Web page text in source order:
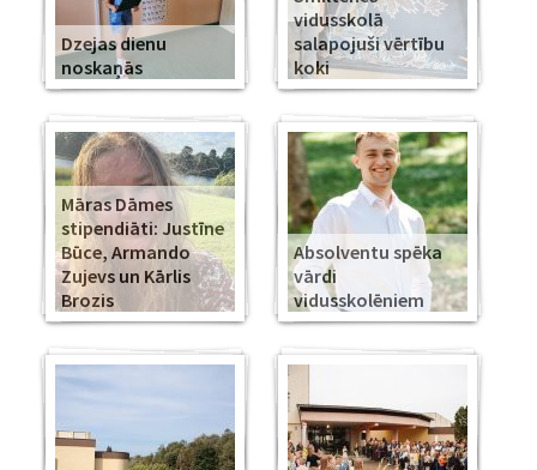
Dzejas dienu
noskaņās
vidusskolā
salapojuši vērtību
koki
Māras Dāmes
stipendiāti: Justīne
Būce, Armando
Zujevs un Kārlis
Brozis
Absolventu spēka
vārdi
vidusskolēniem